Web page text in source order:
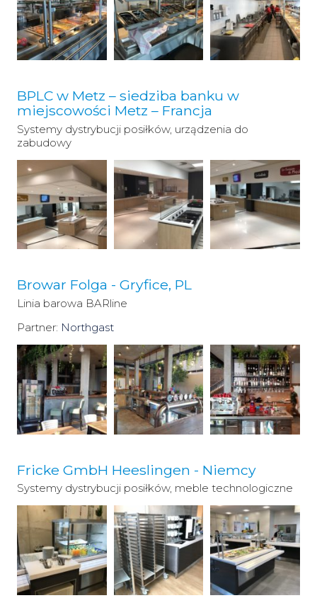
BPLC w Metz – siedziba banku w
miejscowości Metz – Francja
Systemy dystrybucji posiłków, urządzenia do
zabudowy
Browar Folga - Gryfice, PL
Linia barowa BARline
Partner: Northgast
Fricke GmbH Heeslingen - Niemcy
Systemy dystrybucji posiłków, meble technologiczne